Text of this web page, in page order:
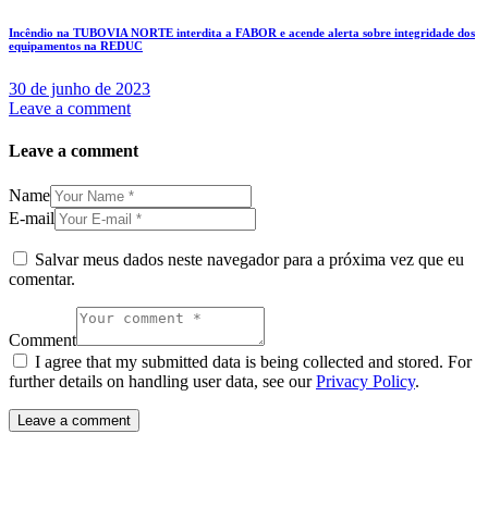
Incêndio na TUBOVIA NORTE interdita a FABOR e acende alerta sobre integridade dos
equipamentos na REDUC
30 de junho de 2023
Leave a comment
Leave a comment
Name
E-mail
Salvar meus dados neste navegador para a próxima vez que eu
comentar.
Comment
I agree that my submitted data is being collected and stored. For
further details on handling user data, see ourPrivacy Policy.